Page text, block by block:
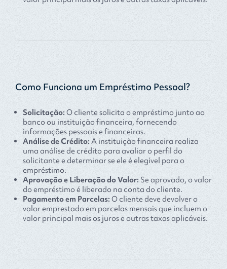
Como Funciona um Empréstimo Pessoal?
Solicitação: O cliente solicita o empréstimo junto ao
banco ou instituição financeira, fornecendo
informações pessoais e financeiras.
Análise de Crédito: A instituição financeira realiza
uma análise de crédito para avaliar o perfil do
solicitante e determinar se ele é elegível para o
empréstimo.
Aprovação e Liberação do Valor: Se aprovado, o valor
do empréstimo é liberado na conta do cliente.
Pagamento em Parcelas:O cliente deve devolver o
valor emprestado em parcelas mensais que incluem o
valor principal mais os juros e outras taxas aplicáveis.